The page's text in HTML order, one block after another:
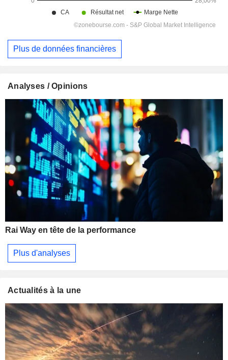
Plus de données financières
Analyses / Opinions
Rai Way en tête de la performance
Plus d'analyses
Actualités à la une